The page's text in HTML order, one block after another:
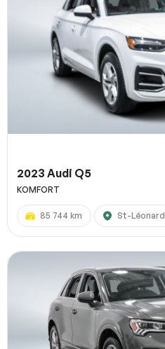
2023 Audi Q5
KOMFORT
85 744 km St-Léonard